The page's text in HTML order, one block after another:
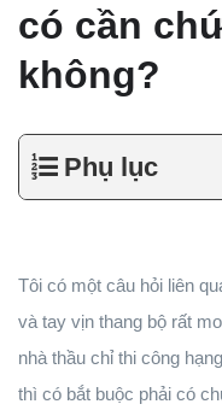
có cần
không?
Phụ lục
Tôi có một câu hỏi liên
và tay vịn thang bộ rất
nhà thầu chỉ thi công
thì có bắt buộc phải có